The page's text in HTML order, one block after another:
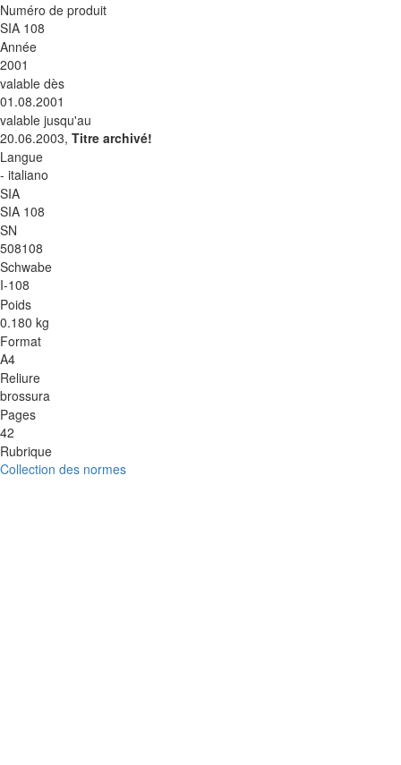
Numéro de produit
SIA 108
Année
2001
valable dès
01.08.2001
valable jusqu'au
20.06.2003, Titre archivé!
Langue
- italiano
SIA
SIA 108
SN
508108
Schwabe
I-108
Poids
0.180 kg
Format
A4
Reliure
brossura
Pages
42
Rubrique
Collection des normes